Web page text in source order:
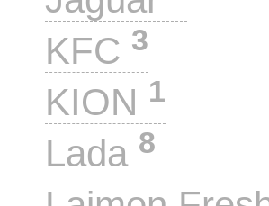
KFC 3
KION 1
Lada 8